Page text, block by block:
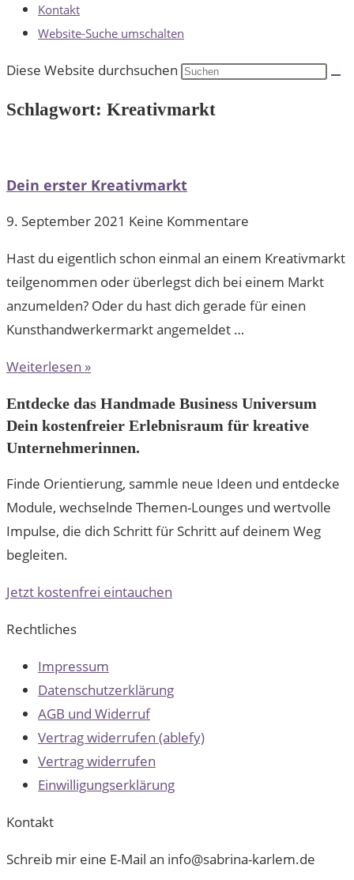
Kontakt
Website-Suche umschalten
Diese Website durchsuchen
Schlagwort: Kreativmarkt
Dein erster Kreativmarkt
9. September 2021 Keine Kommentare
Hast du eigentlich schon einmal an einem Kreativmarkt
teilgenommen oder überlegst dich bei einem Markt
anzumelden? Oder du hast dich gerade für einen
Kunsthandwerkermarkt angemeldet …
Weiterlesen »
Entdecke das Handmade Business Universum
Dein kostenfreier Erlebnisraum für kreative
Unternehmerinnen.
Finde Orientierung, sammle neue Ideen und entdecke
Module, wechselnde Themen-Lounges und wertvolle
Impulse, die dich Schritt für Schritt auf deinem Weg
begleiten.
Jetzt kostenfrei eintauchen
Rechtliches
Impressum
Datenschutzerklärung
AGB und Widerruf
Vertrag widerrufen (ablefy)
Vertrag widerrufen
Einwilligungserklärung
Kontakt
Schreib mir eine E-Mail an info@sabrina-karlem.de